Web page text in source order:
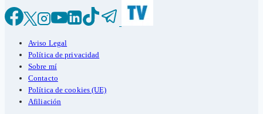
Aviso Legal
Política de privacidad
Sobre mí
Contacto
Política de cookies (UE)
Afiliación